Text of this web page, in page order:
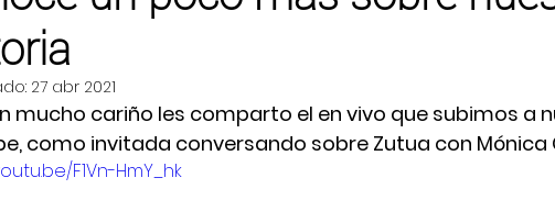
27 abr 2021
mucho cariño les comparto el en vivo que subimos a
como invitada conversando sobre Zutua con Mónica
F1Vn-HmY_hk